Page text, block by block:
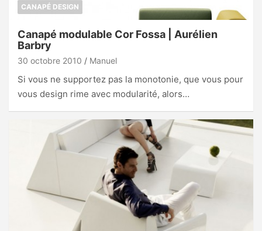
CANAPÉ DESIGN
Canapé modulable Cor Fossa | Aurélien
Barbry
30 octobre 2010 Manuel
Si vous ne supportez pas la monotonie, que vous pour
vous design rime avec modularité, alors…